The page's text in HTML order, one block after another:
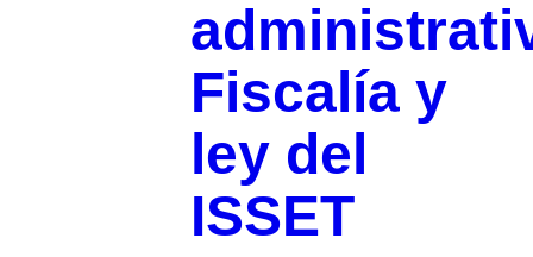
Fiscalía y
ley del
ISSET